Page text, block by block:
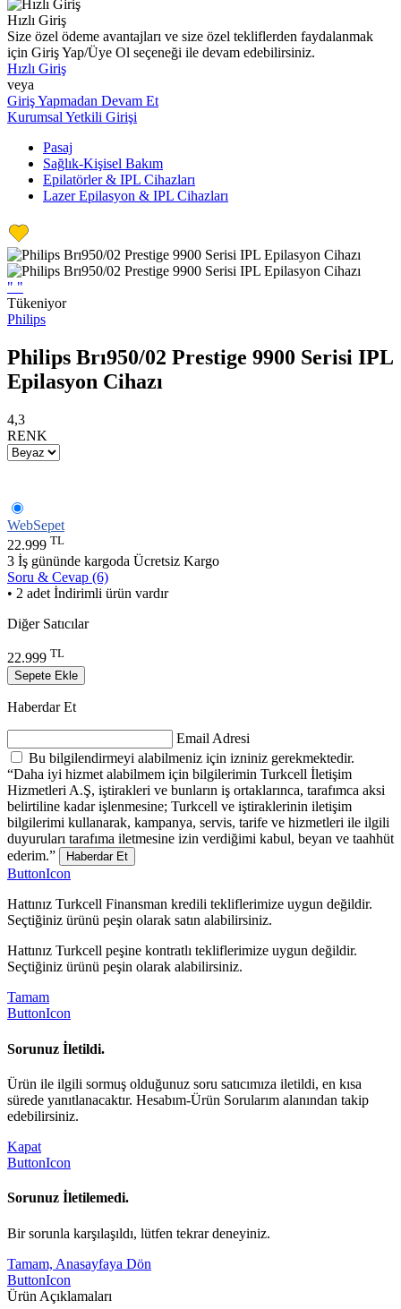
Hızlı Giriş
Size özel ödeme avantajları ve size özel tekliflerden faydalanmak
için Giriş Yap/Üye Ol seçeneği ile devam edebilirsiniz.
Hızlı Giriş
veya
Giriş Yapmadan Devam Et
Kurumsal Yetkili Girişi
Pasaj
Sağlık-Kişisel Bakım
Epilatörler & IPL Cihazları
Lazer Epilasyon & IPL Cihazları
" "
Tükeniyor
Philips
Philips Brı950/02 Prestige 9900 Serisi IPL
Epilasyon Cihazı
4,3
RENK
WebSepet
22.999 TL
3 İş gününde kargoda Ücretsiz Kargo
Soru & Cevap (6)
• 2 adet İndirimli ürün vardır
Diğer Satıcılar
22.999 TL
Sepete Ekle
Haberdar Et
Email Adresi
Bu bilgilendirmeyi alabilmeniz için izniniz gerekmektedir.
“Daha iyi hizmet alabilmem için bilgilerimin Turkcell İletişim
Hizmetleri A.Ş, iştirakleri ve bunların iş ortaklarınca, tarafımca aksi
belirtiline kadar işlenmesine; Turkcell ve iştiraklerinin iletişim
bilgilerimi kullanarak, kampanya, servis, tarife ve hizmetleri ile ilgili
duyuruları tarafıma iletmesine izin verdiğimi kabul, beyan ve taahhüt
ederim.”
Haberdar Et
ButtonIcon
Hattınız Turkcell Finansman kredili tekliflerimize uygun değildir.
Seçtiğiniz ürünü peşin olarak satın alabilirsiniz.
Hattınız Turkcell peşine kontratlı tekliflerimize uygun değildir.
Seçtiğiniz ürünü peşin olarak alabilirsiniz.
Tamam
ButtonIcon
Sorunuz İletildi.
Ürün ile ilgili sormuş olduğunuz soru satıcımıza iletildi, en kısa
sürede yanıtlanacaktır. Hesabım-Ürün Sorularım alanından takip
edebilirsiniz.
Kapat
ButtonIcon
Sorunuz İletilemedi.
Bir sorunla karşılaşıldı, lütfen tekrar deneyiniz.
Tamam, Anasayfaya Dön
ButtonIcon
Ürün Açıklamaları